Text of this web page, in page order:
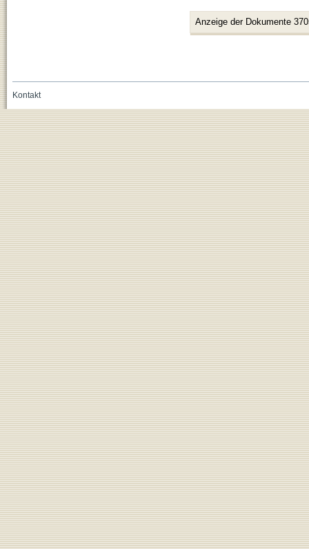
Anzeige der Dokumente
Kontakt